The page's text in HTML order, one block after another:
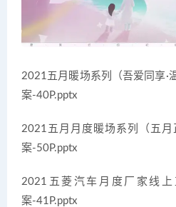
2021五月暖场系列（吾爱同享·
案-40P.pptx
2021五月月度暖场系列（五
案-50P.pptx
2021五菱汽车月度厂家线
案-41P.pptx